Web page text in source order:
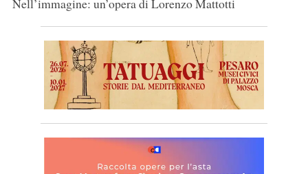
Nell’immagine: un’opera di Lorenzo Mattotti